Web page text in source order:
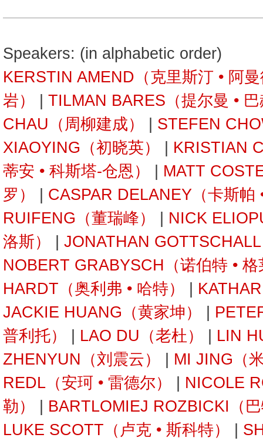
Speakers: (in alphabetic order)
KERSTIN AMEND（克里斯汀 • 阿
岩）
TILMAN BARES（提尔曼 •
CHAU（周柳建成）
STEFEN
XIAOYING（初晓英）
KRISTIAN
蒂安 • 科斯塔-仓恩）
MATT
罗）
CASPAR DELANEY（卡斯帕
RUIFENG（董瑞峰）
NICK
洛斯）
JONATHAN
NOBERT GRABYSCH（诺伯特 •
HARDT（奥利弗 • 哈特）
JACKIE HUANG（黄家坤）
普利托）
LAO DU（老杜）
LIN
ZHENYUN（刘震云）
MI JING（
REDL（安珂 • 雷德尔）
NICOLE
勒）
BARTLOMIEJ ROZBICKI（
LUKE SCOTT（卢克 • 斯科特）